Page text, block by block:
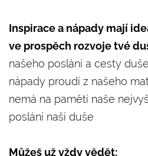
Inspirace a nápady mají
ve prospěch rozvoje tvé
našeho poslání a cesty
nápady proudí z našeho
nemá na paměti naše
poslání naší duše
Můžeš už vždy vědět: